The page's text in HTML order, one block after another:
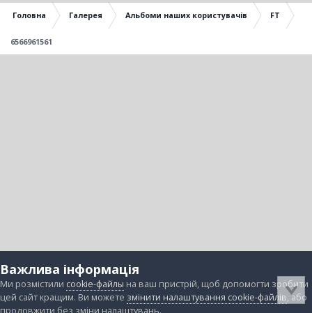
Головна Галерея Альбоми наших користувачів FT
6566961561
Важлива інформація
Ми розмістили cookie-файлы на ваш пристрій, щоб допомогти зробити
цей сайт кращим. Ви можете змінити налаштування cookie-файлів, або
продовжити без зміни налаштувань.